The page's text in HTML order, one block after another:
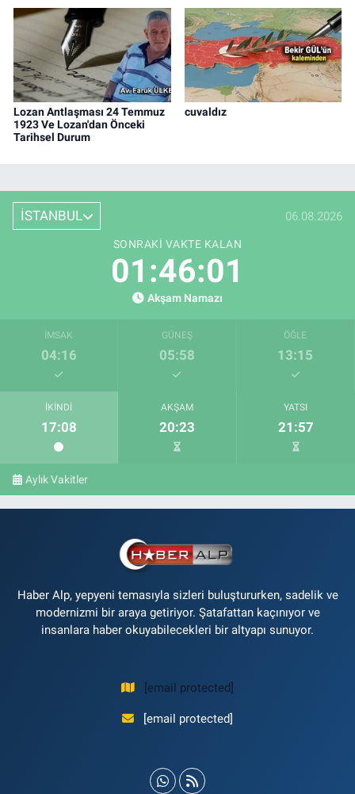
Lozan Antlaşması 24 Temmuz
1923 Ve Lozan'dan Önceki
Tarihsel Durum
cuvaldız
İSTANBUL 06.08.2026
SONRAKI VAKTE KALAN
01:46:00
Akşam Namazı
İMSAK
04:16
GÜNEŞ
05:58
ÖĞLE
13:15
İKINDI
17:08
AKŞAM
20:23
YATSI
21:57
Aylık Vakitler
Haber Alp, yepyeni temasıyla sizleri buluştururken, sadelik ve
modernizmi bir araya getiriyor. Şatafattan kaçınıyor ve
insanlara haber okuyabilecekleri bir altyapı sunuyor.
[email protected]
[email protected]